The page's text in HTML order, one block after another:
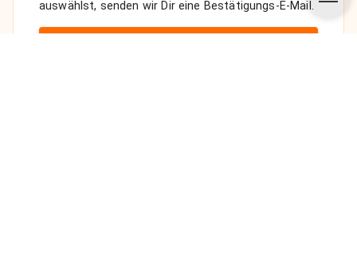
auswählst, senden wir Dir eine Bestätigungs-E-Mail.